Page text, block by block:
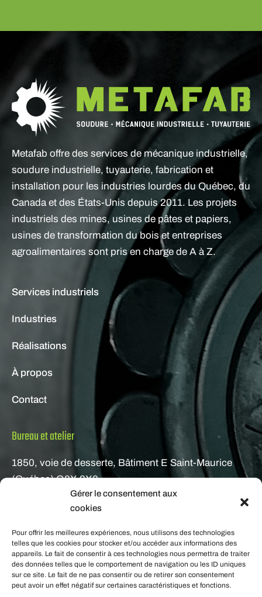
Gérer le consentement aux
cookies
Pour offrir les meilleures expériences, nous utilisons des technologies
telles que les cookies pour stocker et/ou accéder aux informations des
appareils. Le fait de consentir à ces technologies nous permettra de traiter
des données telles que le comportement de navigation ou les ID uniques
sur ce site. Le fait de ne pas consentir ou de retirer son consentement
peut avoir un effet négatif sur certaines caractéristiques et fonctions.
Metafab offre des services de mécanique industrielle,
soudure industrielle, tuyauterie, fabrication et
installation pour les industries lourdes du Québec, du
Canada et des États-Unis depuis 2011. Les projets
industriels des mines, usines de pâtes et papiers,
usines de transformation du bois et entreprises
agroalimentaires sont pris en charge de A à Z.
Services industriels
Industries
Réalisations
À propos
Contact
Bureau et atelier
1850, voie de desserte, Bâtiment E Saint-Maurice
(Québec) G0X 2X0
gestion@metafab.ca
Téléphone
819 691-2224